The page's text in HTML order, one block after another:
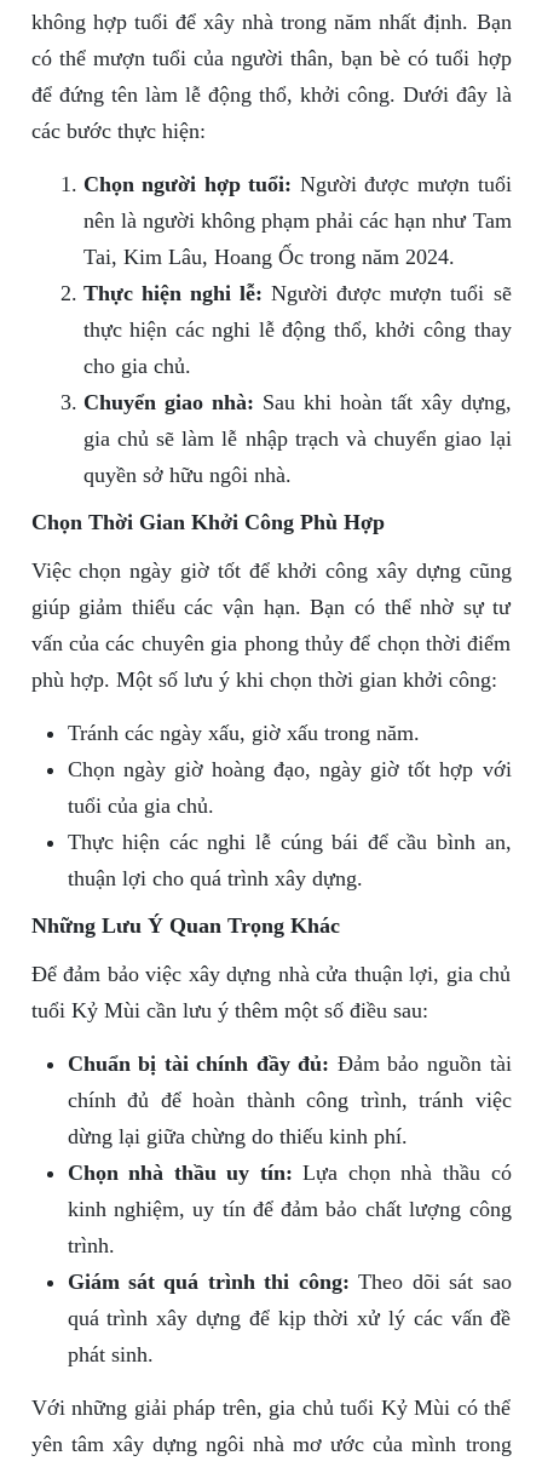
không hợp tuổi để xây nhà trong năm nhất định. Bạn
có thể mượn tuổi của người thân, bạn bè có tuổi hợp
để đứng tên làm lễ động thổ, khởi công. Dưới đây là
các bước thực hiện:
Chọn người hợp tuổi: Người được mượn tuổi
nên là người không phạm phải các hạn như Tam
Tai, Kim Lâu, Hoang Ốc trong năm 2024.
Thực hiện nghi lễ: Người được mượn tuổi sẽ
thực hiện các nghi lễ động thổ, khởi công thay
cho gia chủ.
Chuyển giao nhà: Sau khi hoàn tất xây dựng,
gia chủ sẽ làm lễ nhập trạch và chuyển giao lại
quyền sở hữu ngôi nhà.
Chọn Thời Gian Khởi Công Phù Hợp
Việc chọn ngày giờ tốt để khởi công xây dựng cũng
giúp giảm thiểu các vận hạn. Bạn có thể nhờ sự tư
vấn của các chuyên gia phong thủy để chọn thời điểm
phù hợp. Một số lưu ý khi chọn thời gian khởi công:
Tránh các ngày xấu, giờ xấu trong năm.
Chọn ngày giờ hoàng đạo, ngày giờ tốt hợp với
tuổi của gia chủ.
Thực hiện các nghi lễ cúng bái để cầu bình an,
thuận lợi cho quá trình xây dựng.
Những Lưu Ý Quan Trọng Khác
Để đảm bảo việc xây dựng nhà cửa thuận lợi, gia chủ
tuổi Kỷ Mùi cần lưu ý thêm một số điều sau:
Chuẩn bị tài chính đầy đủ: Đảm bảo nguồn tài
chính đủ để hoàn thành công trình, tránh việc
dừng lại giữa chừng do thiếu kinh phí.
Chọn nhà thầu uy tín: Lựa chọn nhà thầu có
kinh nghiệm, uy tín để đảm bảo chất lượng công
trình.
Giám sát quá trình thi công: Theo dõi sát sao
quá trình xây dựng để kịp thời xử lý các vấn đề
phát sinh.
Với những giải pháp trên, gia chủ tuổi Kỷ Mùi có thể
yên tâm xây dựng ngôi nhà mơ ước của mình trong